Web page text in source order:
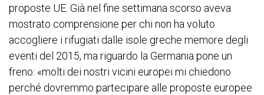
proposte UE. Già nel fine settimana scorso aveva
mostrato comprensione per chi non ha voluto
accogliere i rifugiati dalle isole greche memore degli
eventi del 2015, ma riguardo la Germania pone un
freno: «molti dei nostri vicini europei mi chiedono
perché dovremmo partecipare alle proposte europee